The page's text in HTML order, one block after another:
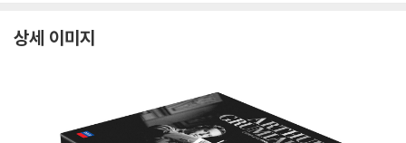
상세 이미지